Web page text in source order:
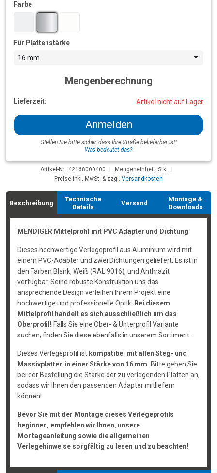
Farbe
Für Plattenstärke
16 mm
Mengenberechnung
Lieferzeit: Artikel nicht auf Lager
Anmelden
Stellen Sie bitte sicher, dass Ihre Straße belieferbar ist!
Was bedeutet das?
Artikel-Nr.: 42168000400 | Mengeneinheit: Stk.
|
Preise inkl. MwSt. & zzgl. Versandkosten
Beschreibung
Technische
Details
Versand
Montage &
Downloads
MENDIGER Mittelprofil mit PVC Adapter und Dichtung
Dieses hochwertige Verlegeprofil aus Aluminium wird mit
einem PVC-Adapter und zwei Dichtungen geliefert. Es ist in
den Farben Blank, Weiß (RAL 9016), und Anthrazit
verfügbar. Seine robuste Konstruktion uns das
ansprechende Design verleihen Ihrem Projekt eine
hochwertige und professionelle Optik. Bei diesem
Mittelprofil handelt es sich ausschließlich um das
Oberprofil! Falls Sie eine Ober- & Unterprofil Variante
suchen, finden Sie diese ebenfalls in unserem Sortiment.
Dieses Verlegeprofil ist kompatibel mit allen Steg- und
Massivplatten in einer Stärke von 16 mm. Bitte geben Sie
bei der Bestellung die Stärke der zu verlegenden Platten an,
sodass wir Ihnen den passenden Adapter mitliefern
können!
Bevor Sie mit der Montage dieses Verlegeprofils
beginnen, empfehlen wir Ihnen, unsere
Montageanleitung sowie die allgemeinen
Verlegehinweise sorgfältig zu lesen und zu beachten!